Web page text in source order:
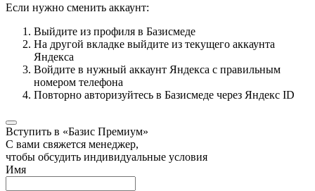
Если нужно сменить аккаунт:
Выйдите из профиля в Базисмеде
На другой вкладке выйдите из текущего аккаунта
Яндекса
Войдите в нужный аккаунт Яндекса с правильным
номером телефона
Повторно авторизуйтесь в Базисмеде через Яндекс ID
Вступить в «Базис Премиум»
С вами свяжется менеджер,
чтобы обсудить индивидуальные условия
Имя